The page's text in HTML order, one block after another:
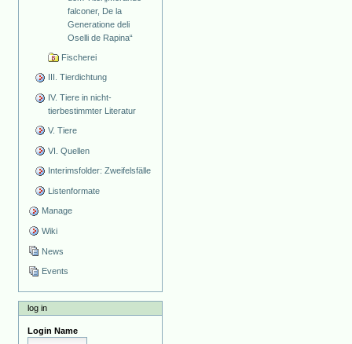
falconer, De la
Generatione deli
Oselli de Rapina“
Fischerei
III. Tierdichtung
IV. Tiere in nicht-
tierbestimmter Literatur
V. Tiere
VI. Quellen
Interimsfolder: Zweifelsfälle
Listenformate
Manage
Wiki
News
Events
log in
Login Name